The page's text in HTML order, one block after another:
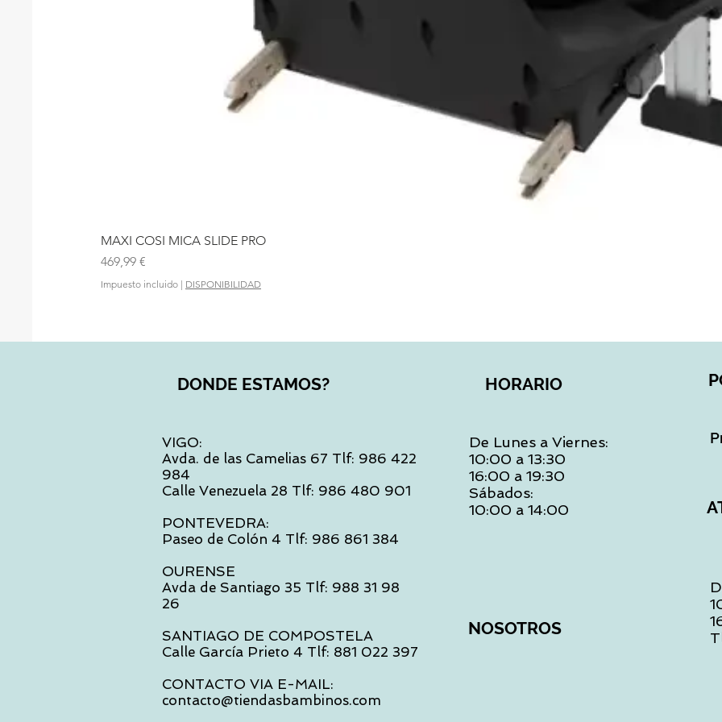
MAXI COSI MICA SLIDE PRO
Precio
469,99 €
Impuesto incluido | DISPONIBILIDAD
DONDE ESTAMOS?
VIGO:
Avda. de las Camelias 67 Tlf: 986 422
984
Calle Venezuela 28 Tlf: 986 480 901
PONTEVEDRA:
Paseo de Colón 4 Tlf: 986 861 384
OURENSE
Avda de Santiago 35 Tlf: 988 31 98
26
SANTIAGO DE COMPOSTELA
Calle García Prieto 4 Tlf: 881 022 397
CONTACTO VIA E-MAIL:
contacto@tiendasbambinos.com
HORARIO
De Lunes a Viernes:
10:00 a 13:30
16:00 a 19:30
Sábados:
10:00 a 14:00
NOSOTROS